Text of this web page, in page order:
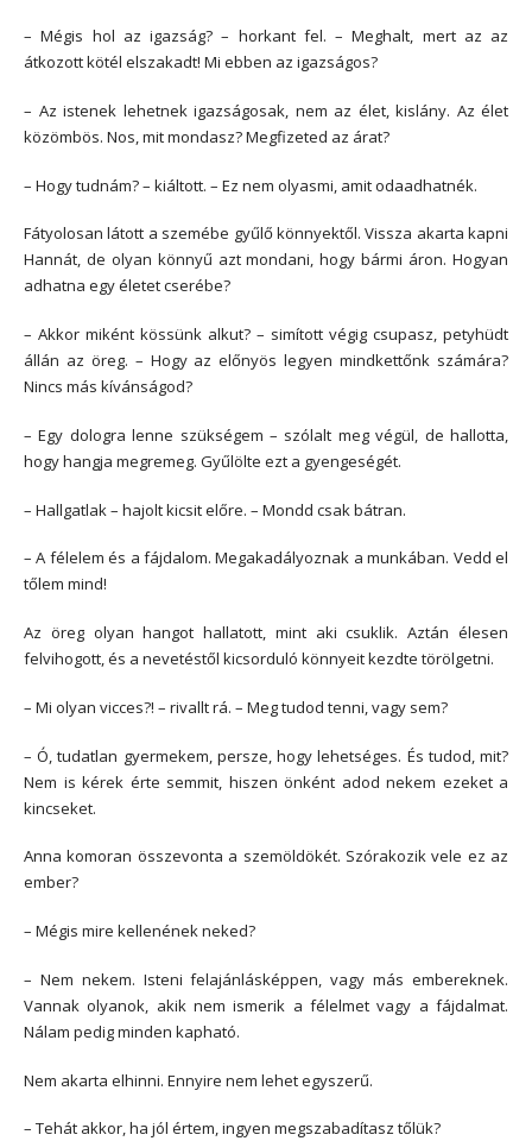
– Mégis hol az igazság? – horkant fel. – Meghalt, mert az az
átkozott kötél elszakadt! Mi ebben az igazságos?
– Az istenek lehetnek igazságosak, nem az élet, kislány. Az élet
közömbös. Nos, mit mondasz? Megfizeted az árat?
– Hogy tudnám? – kiáltott. – Ez nem olyasmi, amit odaadhatnék.
Fátyolosan látott a szemébe gyűlő könnyektől. Vissza akarta kapni
Hannát, de olyan könnyű azt mondani, hogy bármi áron. Hogyan
adhatna egy életet cserébe?
– Akkor miként kössünk alkut? – simított végig csupasz, petyhüdt
állán az öreg. – Hogy az előnyös legyen mindkettőnk számára?
Nincs más kívánságod?
– Egy dologra lenne szükségem – szólalt meg végül, de hallotta,
hogy hangja megremeg. Gyűlölte ezt a gyengeségét.
– Hallgatlak – hajolt kicsit előre. – Mondd csak bátran.
– A félelem és a fájdalom. Megakadályoznak a munkában. Vedd el
tőlem mind!
Az öreg olyan hangot hallatott, mint aki csuklik. Aztán élesen
felvihogott, és a nevetéstől kicsorduló könnyeit kezdte törölgetni.
– Mi olyan vicces?! – rivallt rá. – Meg tudod tenni, vagy sem?
– Ó, tudatlan gyermekem, persze, hogy lehetséges. És tudod, mit?
Nem is kérek érte semmit, hiszen önként adod nekem ezeket a
kincseket.
Anna komoran összevonta a szemöldökét. Szórakozik vele ez az
ember?
– Mégis mire kellenének neked?
– Nem nekem. Isteni felajánlásképpen, vagy más embereknek.
Vannak olyanok, akik nem ismerik a félelmet vagy a fájdalmat.
Nálam pedig minden kapható.
Nem akarta elhinni. Ennyire nem lehet egyszerű.
– Tehát akkor, ha jól értem, ingyen megszabadítasz tőlük?